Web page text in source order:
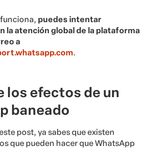
puedes intentar
la atención global de la plataforma
a
.
los efectos de un
baneado
post, ya sabes que existen
que pueden hacer que WhatsApp